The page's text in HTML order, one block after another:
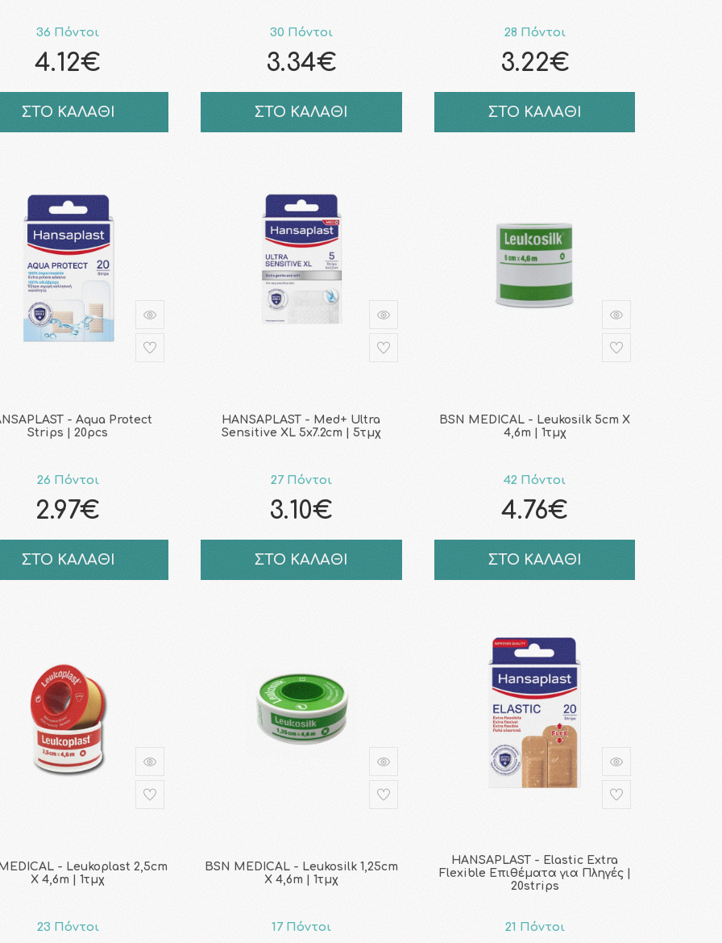
36 Πόντοι
4.12€
ΣΤΟ ΚΑΛΑΘΙ
30 Πόντοι
3.34€
ΣΤΟ ΚΑΛΑΘΙ
28 Πόντοι
3.22€
ΣΤΟ ΚΑΛΑΘΙ
- Aqua Protect
Strips | 20pcs
26 Πόντοι
2.97€
ΣΤΟ ΚΑΛΑΘΙ
HANSAPLAST - Med+ Ultra
Sensitive XL 5x7.2cm | 5τμχ
27 Πόντοι
3.10€
ΣΤΟ ΚΑΛΑΘΙ
BSN MEDICAL - Leukosilk 5cm Χ
4,6m | 1τμχ
42 Πόντοι
4.76€
ΣΤΟ ΚΑΛΑΘΙ
- Leukoplast 2,5cm
Χ 4,6m | 1τμχ
23 Πόντοι
BSN MEDICAL - Leukosilk 1,25cm
Χ 4,6m | 1τμχ
17 Πόντοι
HANSAPLAST - Elastic Extra
Flexible Επιθέματα για Πληγές |
20strips
21 Πόντοι